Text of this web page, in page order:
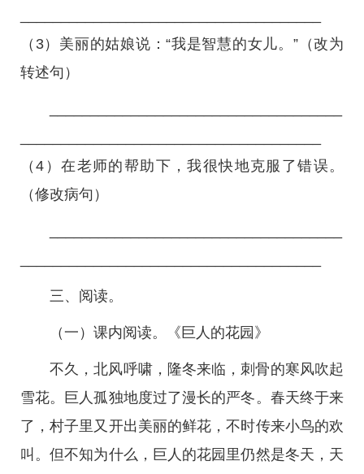
（3）美丽的姑娘说：“我是智慧的女儿。”（改为
转述句）
（4）在老师的帮助下，我很快地克服了错误。
（修改病句）
三、阅读。
（一）课内阅读。《巨人的花园》
不久，北风呼啸，隆冬来临，刺骨的寒风吹起
雪花。巨人孤独地度过了漫长的严冬。春天终于来
了，村子里又开出美丽的鲜花，不时传来小鸟的欢
叫。但不知为什么，巨人的花园里仍然是冬天，天